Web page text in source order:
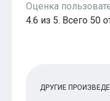
Оценка
4.6 из 5. Всего 50
ДРУГИЕ